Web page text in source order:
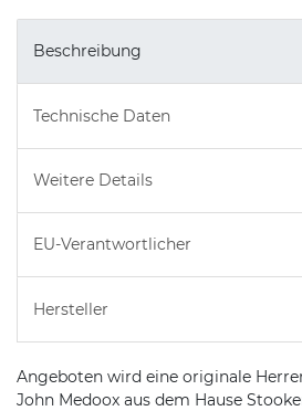
Beschreibung
Technische Daten
Weitere Details
EU-Verantwortlicher
Hersteller
Angeboten wird eine originale
John Medoox aus dem Hause